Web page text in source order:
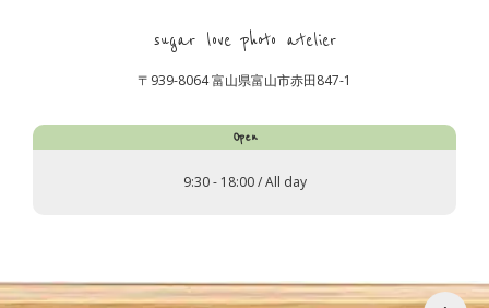
sugar love photo atelier
〒939-8064 富山県富山市赤田847-1
Open
9:30 - 18:00 / All day